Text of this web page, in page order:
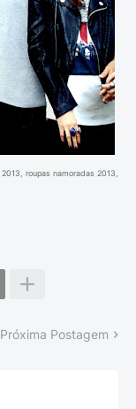
roupas namoradas 2013,
Próxima Postagem